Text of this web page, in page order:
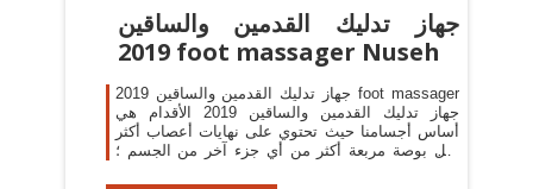
جهاز تدليك القدمين والساقين
2019 foot massager Nuseh
جهاز تدليك القدمين والساقين 2019 foot massager
جهاز تدليك القدمين والساقين 2019 الأقدام هي
أساس أجسامنا حيث تحتوي على نهايات أعصاب أكثر
لكل بوصة مربعة أكثر من أي جزء آخر من الجسم ؛